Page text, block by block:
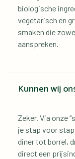
biologische
vegetarisch en
smaken die
aanspreken.
Kunnen wij
Zeker. Via onze
je stap voor stap
diner tot borrel,
direct een